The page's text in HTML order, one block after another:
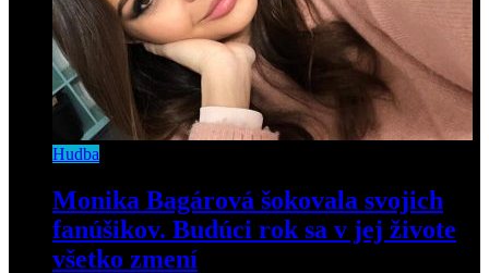
Hudba
Monika Bagárová šokovala svojich
fanúšikov. Budúci rok sa v jej živote
všetko zmení